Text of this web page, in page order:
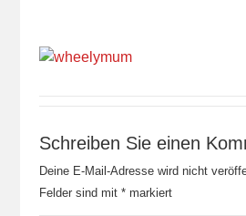
Schreiben Sie einen
Deine E-Mail-Adresse wird nicht
Felder sind mit *markiert